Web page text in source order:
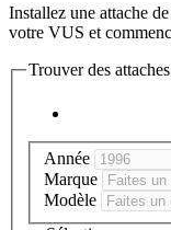
Installez une attache
votre VUS et
Trouver des
Année
Marque
Modèle